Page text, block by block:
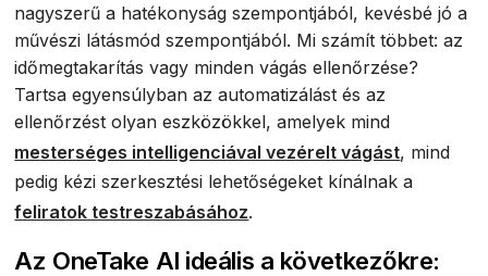
nagyszerű a hatékonyság szempontjából, kevésbé jó a
művészi látásmód szempontjából. Mi számít többet: az
időmegtakarítás vagy minden vágás ellenőrzése?
Tartsa egyensúlyban az automatizálást és az
ellenőrzést olyan eszközökkel, amelyek mind
mesterséges intelligenciával vezérelt vágást, mind
pedig kézi szerkesztési lehetőségeket kínálnak a
feliratok testreszabásához.
Az OneTake AI ideális a következőkre: